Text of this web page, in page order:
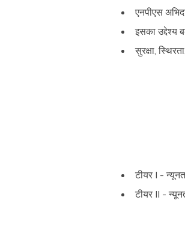
एनपीएस
इसका उद्देश्य
सुरक्षा,
टीयर I -
टीयर II -